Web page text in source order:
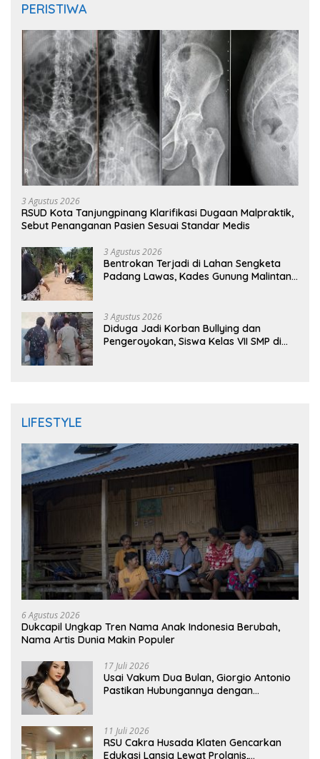
PERISTIWA
3 Agustus 2026
RSUD Kota Tanjungpinang Klarifikasi Dugaan Malpraktik,
Sebut Penanganan Pasien Sesuai Standar Medis
3 Agustus 2026
Bentrokan Terjadi di Lahan Sengketa
Padang Lawas, Kades Gunung Malintang
3 Agustus 2026
Diduga Jadi Korban Bullying dan
Pengeroyokan, Siswa Kelas VII SMP di
LIFESTYLE
6 Agustus 2026
Dukcapil Ungkap Tren Nama Anak Indonesia Berubah,
Nama Artis Dunia Makin Populer
17 Juli 2026
Usai Vakum Dua Bulan, Giorgio Antonio
Pastikan Hubungannya dengan
11 Juli 2026
RSU Cakra Husada Klaten Gencarkan
Edukasi Lansia Lewat Prolanis,